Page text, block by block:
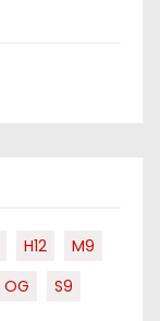
H12
M9
OG
S9